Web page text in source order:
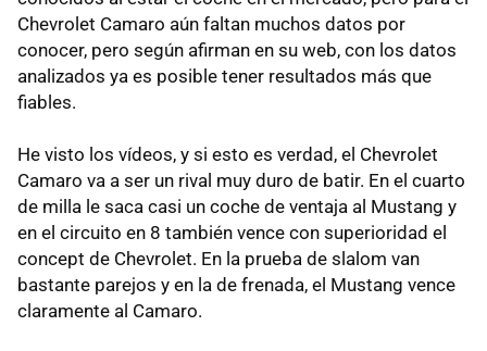
Chevrolet Camaro aún faltan muchos datos por
conocer, pero según afirman en su web, con los datos
analizados ya es posible tener resultados más que
fiables.
He visto los vídeos, y si esto es verdad, el Chevrolet
Camaro va a ser un rival muy duro de batir. En el cuarto
de milla le saca casi un coche de ventaja al Mustang y
en el circuito en 8 también vence con superioridad el
concept de Chevrolet. En la prueba de slalom van
bastante parejos y en la de frenada, el Mustang vence
claramente al Camaro.